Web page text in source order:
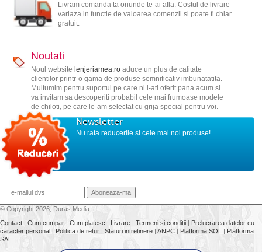
Livram comanda ta oriunde te-ai afla. Costul de livrare
variaza in functie de valoarea comenzii si poate fi chiar
gratuit.
Noutati
Noul website lenjeriamea.roaduce un plus de calitate
clientilor printr-o gama de produse semnificativ imbunatatita.
Multumim pentru suportul pe care ni l-ati oferit pana acum si
va invitam sa descoperiti probabil cele mai frumoase modele
de chiloti, pe care le-am selectat cu grija special pentru voi.
Newsletter
Nu rata reducerile si cele mai noi produse!
© Copyright 2026, Duras Media
Contact | Cum cumpar | Cum platesc | Livrare | Termeni si conditii | Prelucrarea datelor cu
caracter personal | Politica de retur | Sfaturi intretinere | ANPC | Platforma SOL | Platforma
SAL